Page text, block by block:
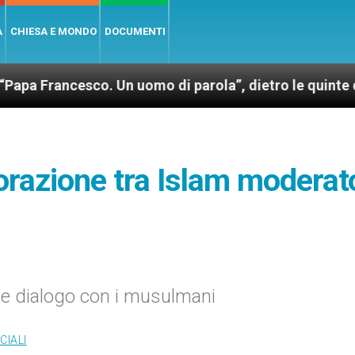
CHIESA E MONDO DOCUMENTI
Un uomo di parola”, dietro le quinte
tra Islam
dialogo con i musulmani